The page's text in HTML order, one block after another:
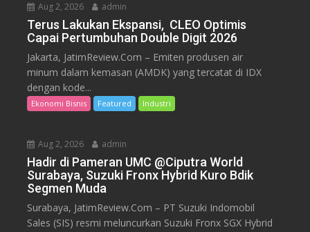
Aug 2, 2026 admin
Terus Lakukan Ekspansi, CLEO Optimis
Capai Pertumbuhan Double Digit 2026
Jakarta, JatimReview.Com – Emiten produsen air
minum dalam kemasan (AMDK) yang tercatat di IDX
dengan kode...
Ekonomi Bisnis Featured Industri
Aug 2, 2026 admin
Hadir di Pameran UMC @Ciputra World
Surabaya, Suzuki Fronx Hybrid Kuro Bdik
Segmen Muda
Surabaya, JatimReview.Com – PT Suzuki Indomobil
Sales (SIS) resmi meluncurkan Suzuki Fronx SGX Hybrid